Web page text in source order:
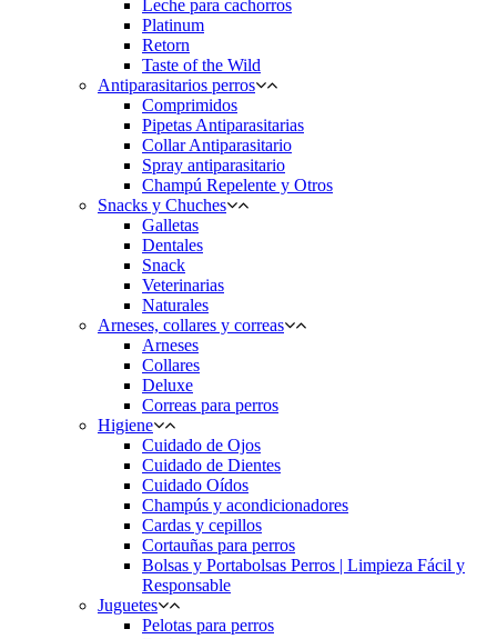
Leche para cachorros
Platinum
Retorn
Taste of the Wild
Antiparasitarios perros
Comprimidos
Pipetas Antiparasitarias
Collar Antiparasitario
Spray antiparasitario
Champú Repelente y Otros
Snacks y Chuches
Galletas
Dentales
Snack
Veterinarias
Naturales
Arneses, collares y correas
Arneses
Collares
Deluxe
Correas para perros
Higiene
Cuidado de Ojos
Cuidado de Dientes
Cuidado Oídos
Champús y acondicionadores
Cardas y cepillos
Cortauñas para perros
Bolsas y Portabolsas Perros | Limpieza Fácil y
Responsable
Juguetes
Pelotas para perros